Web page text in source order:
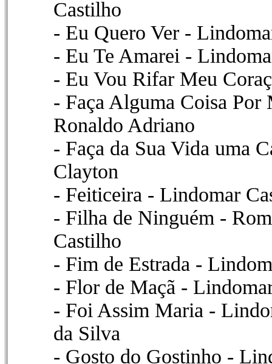
Castilho
- Eu Quero Ver -
- Eu Te Amarei -
- Eu Vou Rifar Meu
- Faça Alguma Coisa
Ronaldo Adriano
- Faça da Sua Vida uma
Clayton
- Feiticeira - Lindomar
- Filha de Ninguém -
Castilho
- Fim de Estrada -
- Flor de Maçã -
- Foi Assim Maria -
da Silva
- Gosto do Gostinho -